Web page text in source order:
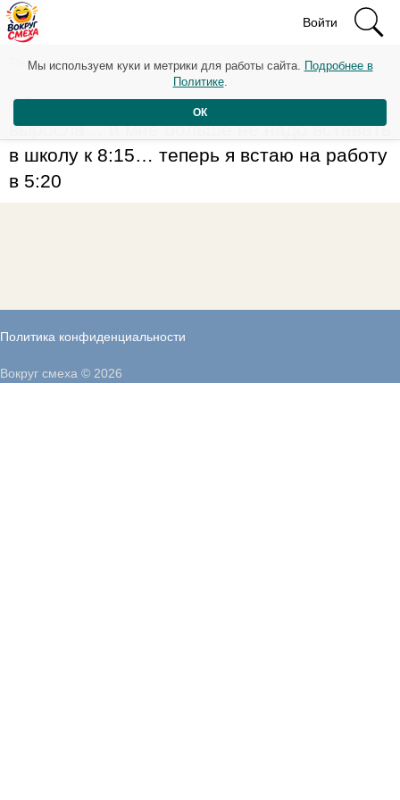
Войти
Рейтинг: 148
Сбылась мечта моего детства — я
выросла… и мне больше не надо вставать
в школу к 8:15… теперь я встаю на работу
в 5:20
Политика конфиденциальности
Мы используем куки и метрики для работы сайта. Подробнее в
Политике.
ОК
Вокруг смеха © 2026